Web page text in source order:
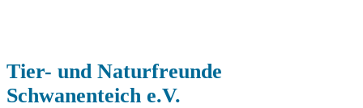
Tier- und Naturfreunde
Schwanenteich e.V.